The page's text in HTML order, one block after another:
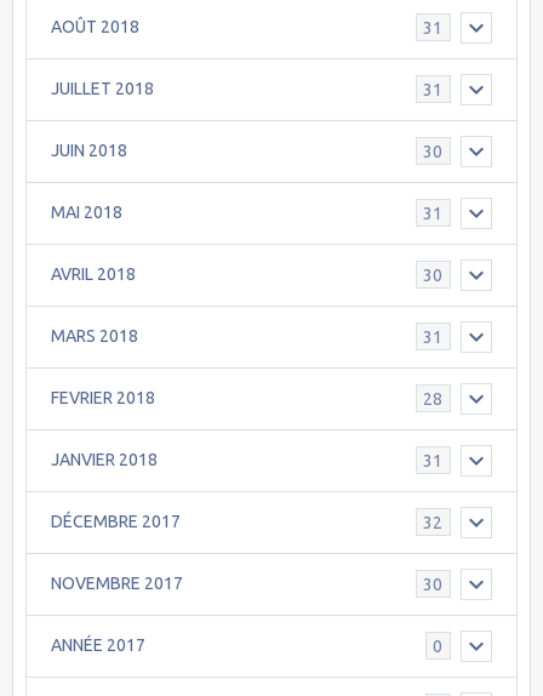
AOÛT 2018 31
JUILLET 2018 31
JUIN 2018 30
MAI 2018 31
AVRIL 2018 30
MARS 2018 31
FEVRIER 2018 28
JANVIER 2018 31
DÉCEMBRE 2017 32
NOVEMBRE 2017 30
ANNÉE 2017 0